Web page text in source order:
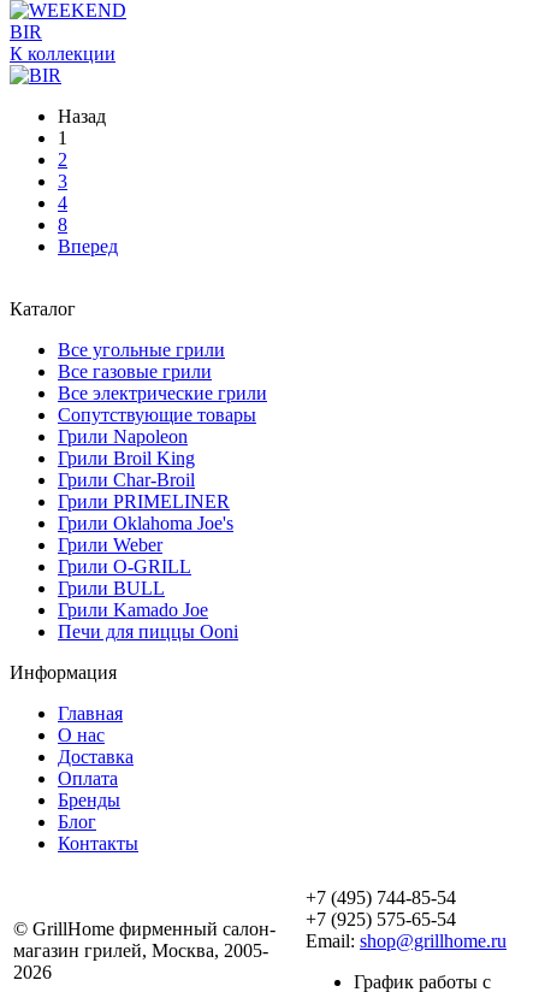
BIR
К коллекции
Назад
1
2
3
4
8
Вперед
Каталог
Все угольные грили
Все газовые грили
Все электрические грили
Сопутствующие товары
Грили Napoleon
Грили Broil King
Грили Char-Broil
Грили PRIMELINER
Грили Oklahoma Joe's
Грили Weber
Грили O-GRILL
Грили BULL
Грили Kamado Joe
Печи для пиццы Ooni
Информация
Главная
О нас
Доставка
Оплата
Бренды
Блог
Контакты
© GrillHome фирменный салон-
магазин грилей, Москва, 2005-
2026
+7 (495) 744-85-54
+7 (925) 575-65-54
Email: shop@grillhome.ru
График работы с